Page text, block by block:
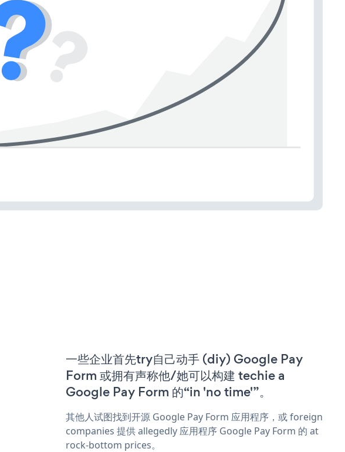
一些企业首先try自己动手 (diy) Google Pay
Form 或拥有声称他/她可以构建 techie a
Google Pay Form 的“in 'no time'”。
其他人试图找到开源 Google Pay Form 应用程序，或 foreign
companies 提供 allegedly 应用程序 Google Pay Form 的 at
rock-bottom prices。